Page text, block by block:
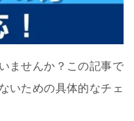
ませんか？この記事で
いための具体的なチェ